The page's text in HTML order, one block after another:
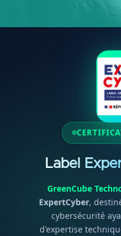
Label
GreenCube
ExpertCyber,
cybersécurité
d'expertise